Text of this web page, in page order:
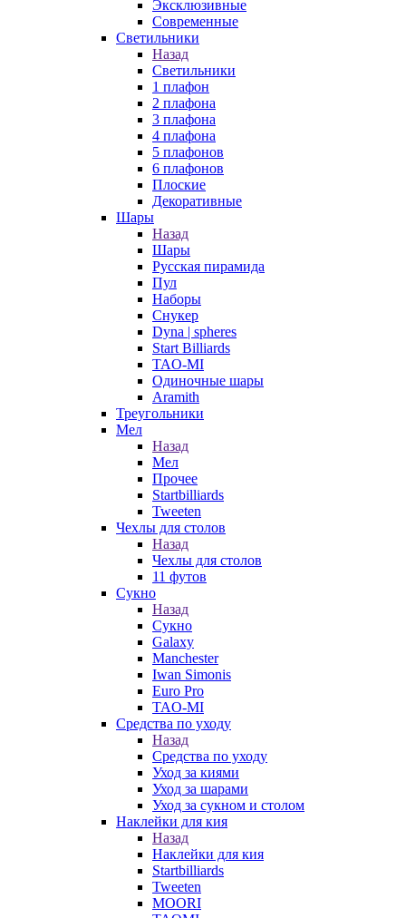
Эксклюзивные
Современные
Светильники
Назад
Светильники
1 плафон
2 плафона
3 плафона
4 плафона
5 плафонов
6 плафонов
Плоские
Декоративные
Шары
Назад
Шары
Русская пирамида
Пул
Наборы
Снукер
Dyna | spheres
Start Billiards
TAO-MI
Одиночные шары
Aramith
Треугольники
Мел
Назад
Мел
Прочее
Startbilliards
Tweeten
Чехлы для столов
Назад
Чехлы для столов
11 футов
Сукно
Назад
Сукно
Galaxy
Manchester
Iwan Simonis
Euro Pro
TAO-MI
Средства по уходу
Назад
Средства по уходу
Уход за киями
Уход за шарами
Уход за сукном и столом
Наклейки для кия
Назад
Наклейки для кия
Startbilliards
Tweeten
MOORI